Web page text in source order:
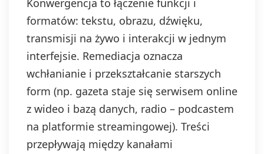
Konwergencja to łączenie funkcji i
formatów: tekstu, obrazu, dźwięku,
transmisji na żywo i interakcji w jednym
interfejsie. Remediacja oznacza
wchłanianie i przekształcanie starszych
form (np. gazeta staje się serwisem online
z wideo i bazą danych, radio – podcastem
na platformie streamingowej). Treści
przepływają między kanałami